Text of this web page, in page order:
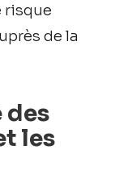
risque
de la
des
les